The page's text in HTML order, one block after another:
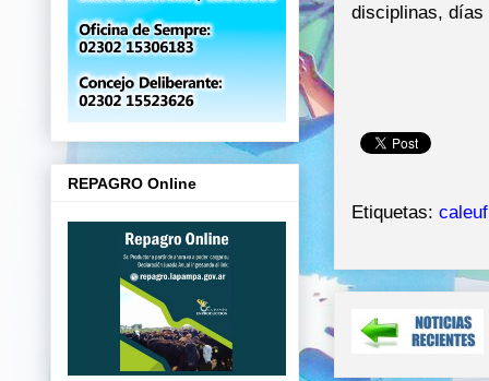
disciplinas,
Etiquetas:
REPAGRO Online